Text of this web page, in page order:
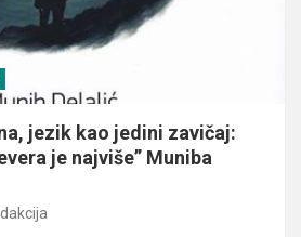
jezik kao jedini zavičaj:
je najviše” Muniba